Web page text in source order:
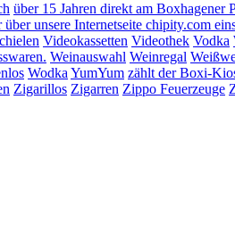
über 15 Jahren direkt am Boxhagener
unsere Internetseite chipity.com
Videokassetten Videothek Vodka
Weinauswahl Weinregal
Wodka YumYum zählt der Boxi-
Zigarillos Zigarren Zippo Feuerzeuge